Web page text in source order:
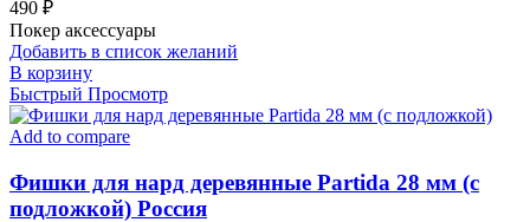
490 ₽
Покер аксессуары
Добавить в список желаний
В корзину
Быстрый Просмотр
Add to compare
Фишки для нард деревянные Partida 28 мм (с
подложкой) Россия